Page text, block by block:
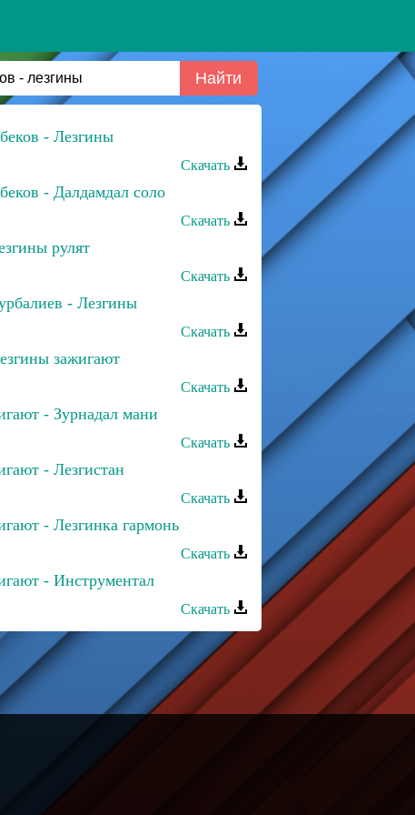
- Лезгины
Скачать
- Далдамдал соло
Скачать
рулят
Скачать
- Лезгины
Скачать
зажигают
Скачать
- Зурнадал мани
Скачать
- Лезгистан
Скачать
- Лезгинка гармонь
Скачать
- Инструментал
Скачать